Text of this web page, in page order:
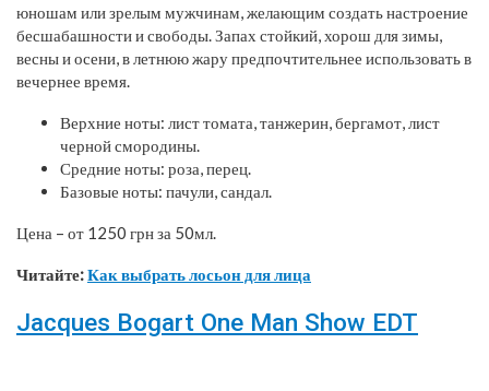
юношам или зрелым мужчинам, желающим создать настроение
бесшабашности и свободы. Запах стойкий, хорош для зимы,
весны и осени, в летнюю жару предпочтительнее использовать в
вечернее время.
Верхние ноты: лист томата, танжерин, бергамот, лист
черной смородины.
Средние ноты: роза, перец.
Базовые ноты: пачули, сандал.
Цена – от 1250 грн за 50мл.
Читайте:Как выбрать лосьон для лица
Jacques Bogart One Man Show EDT